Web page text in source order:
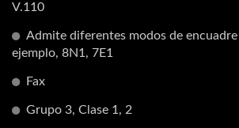
V.110
Admite diferentes modos de
ejemplo, 8N1, 7E1
Fax
Grupo 3, Clase 1, 2